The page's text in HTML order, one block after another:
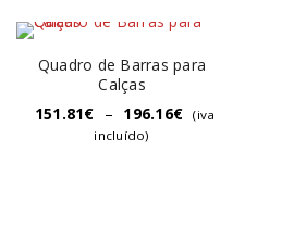
Quadro de Barras para
Calças
151.81€ – 196.16€
(iva
incluído)